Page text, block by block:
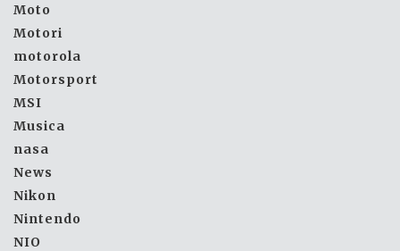
Moto
Motori
motorola
Motorsport
MSI
Musica
nasa
News
Nikon
Nintendo
NIO